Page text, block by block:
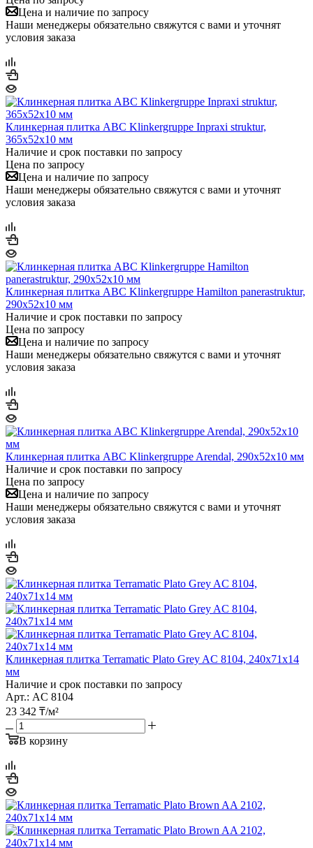
Цена и наличие по запросу
Наши менеджеры обязательно свяжутся с вами и уточнят
условия заказа
Клинкерная плитка ABC Klinkergruppe Inpraxi struktur,
365х52х10 мм
Наличие и срок поставки по запросу
Цена по запросу
Цена и наличие по запросу
Наши менеджеры обязательно свяжутся с вами и уточнят
условия заказа
Клинкерная плитка ABC Klinkergruppe Hamilton panerastruktur,
290х52х10 мм
Наличие и срок поставки по запросу
Цена по запросу
Цена и наличие по запросу
Наши менеджеры обязательно свяжутся с вами и уточнят
условия заказа
Клинкерная плитка ABC Klinkergruppe Arendal, 290х52х10 мм
Наличие и срок поставки по запросу
Цена по запросу
Цена и наличие по запросу
Наши менеджеры обязательно свяжутся с вами и уточнят
условия заказа
Клинкерная плитка Terramatic Plato Grey AC 8104, 240х71х14
мм
Наличие и срок поставки по запросу
Арт.: AC 8104
23 342 ₸/м²
В корзину